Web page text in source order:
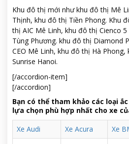
Khu đô thị mới như khu đô thị Mê
Thịnh, khu đô thị Tiền Phong. Khu
thị AIC Mê Linh, khu đô thị Cienco
Tùng Phương. khu đô thị Diamond
CEO Mê Linh, khu đô thị Hà
Sunrise Hanoi.
[/accordion-item]
[/accordion]
Bạn có thể tham khảo các loại
lựa chọn phù hợp nhất cho xe
Xe Audi
Xe Acura Xe